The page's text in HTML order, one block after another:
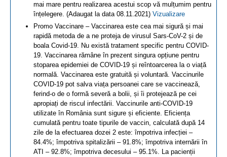
mai mare pentru realizarea acestui scop vă mulțumim pentru
înțelegere. (Adaugat la data 08.11.2021) Vizualizare
Promo Vaccinare – Vaccinarea este cea mai sigură și mai
rapidă metoda de a ne proteja de virusul Sars-CoV-2 și de
boala Covid-19. Nu există tratament specific pentru COVID-
19. Vaccinarea rămâne în prezent singura opțiune pentru
stoparea epidemiei de COVID-19 și reîntoarcerea la o viață
normală. Vaccinarea este gratuită și voluntară. Vaccinurile
COVID-19 pot salva viața persoanei care se vaccinează,
ferind-o de o formă severă a bolii, și îi protejează pe cei
apropiați de riscul infectării. Vaccinurile anti-COVID-19
utilizate în România sunt sigure și eficiente. Eficiența
cumulată pentru toate tipurile de vaccin, calculată după 14
zile de la efectuarea dozei 2 este: împotriva infecției –
84.4%; împotriva spitalizării – 91.8%; împotriva internării în
ATI – 92.8%; împotriva decesului – 95.1%. La pacienții